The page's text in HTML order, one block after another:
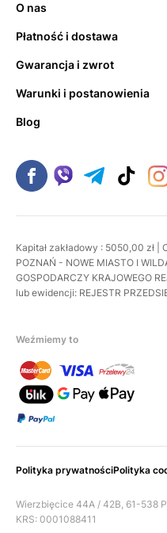
O nas
Płatność i dostawa
Gwarancja i zwrot
Warunki i postanowienia
Blog
Kapitał zakładowy : 5050,00 zł |
POZNAŃ - NOWE MIASTO I
GOSPODARCZY KRAJOWEGO
lub ewidencji: REJESTR
Weźmiemy to
Polityka prywatnościPolityka
Wierzbięcice 44A / 42B, 61-538
KRS: 0001088411